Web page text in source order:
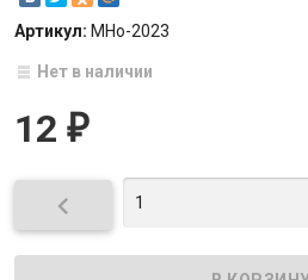
Артикул: МНо-2023
Нет в наличии
12 ₽
